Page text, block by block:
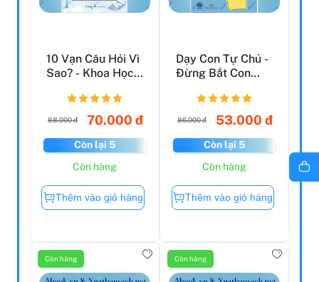
10 Vạn Câu Hỏi Vì
Sao? - Khoa Học
Phá...
88.000 đ 70.000 đ
Còn lại 5
Còn hàng
Thêm vào giỏ hàng
Dạy Con Tự Chủ -
Đừng Bắt Con
86.000 đ 53.000 đ
Còn lại 5
Còn hàng
Thêm vào giỏ hàng
Còn hàng Còn hàng